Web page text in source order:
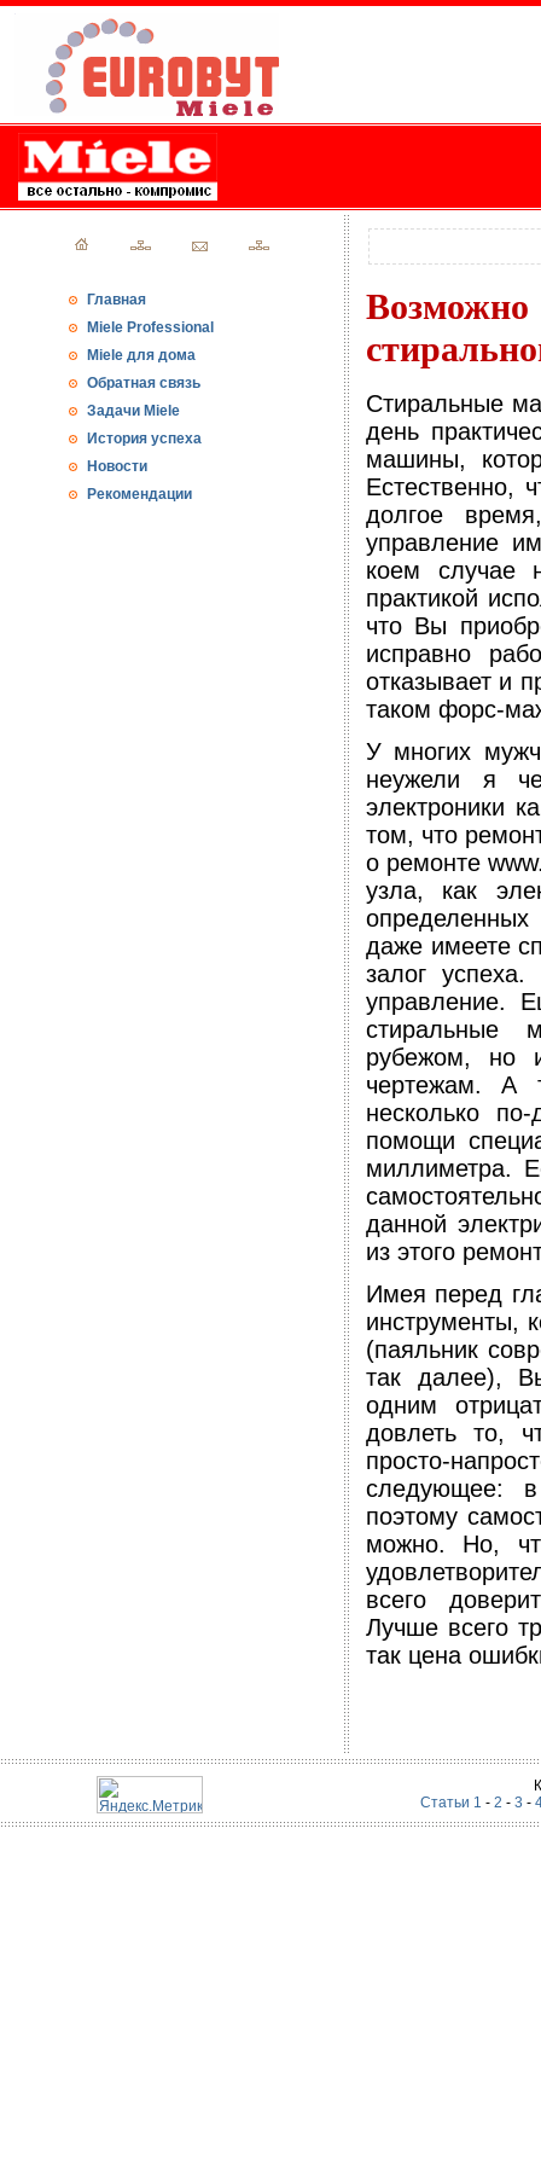
Главная
Miele Professional
Miele для дома
Обратная связь
Задачи Miele
История успеха
Новости
Рекомендации
Стиральные
день
машины,
Естественно,
долгое
управление
коем случае
практикой
что Вы
исправно
отказывает и
таком форс-
У многих
неужели я
электроники
том, что
о ремонте
узла, как
даже имеете
залог
управление.
стиральные
рубежом, но
чертежам. А
несколько
помощи
миллиметра.
данной
из этого
Имея перед
инструменты,
(паяльник
так далее),
одним
довлеть то,
просто-
следующее:
поэтому
можно. Но,
всего
Лучше всего
так цена
Статьи 1 - 2 - 3 -